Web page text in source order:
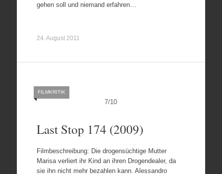
gehen soll und niemand erfahren…
24. August 2011
7/10
FILMKRITIK
Last Stop 174 (2009)
Filmbeschreibung: Die drogensüchtige Mutter
Marisa verliert ihr Kind an ihren Drogendealer, da
sie ihn nicht mehr bezahlen kann. Alessandro